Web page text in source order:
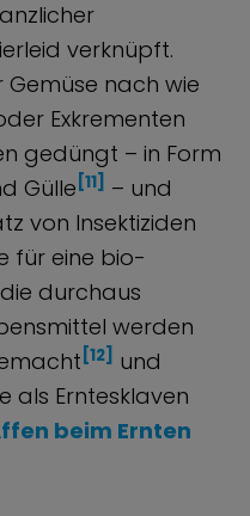
verknüpft.
Gemüse nach wie
Exkrementen
gedüngt – in Form
Gülle [11] – und
von Insektiziden
für eine bio-
durchaus
werden
[12] und
als Erntesklaven
beim Ernten